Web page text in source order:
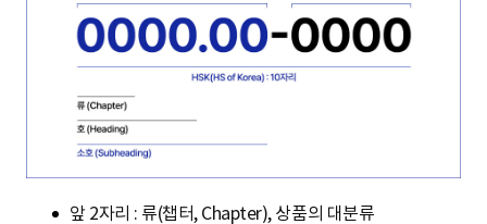
앞 2자리 : 류(챕터, Chapter), 상품의 대분류